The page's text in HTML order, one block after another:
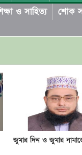
ও সাহিত্য শোক
জুমার দিন ও জুমার